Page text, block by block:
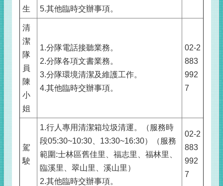
生
5.其他臨時交辦事項。
清
潔
隊
員
陳
小
姐
1.分隊電話接聽業務。
2.分隊各項文書業務。
3.分隊環境清潔及維護工作。
4.其他臨時交辦事項。
02-2
883
992
7
駕
駛
1.行人專用清潔箱垃圾清運。（服務時
段05:30~10:30、13:30~16:30）（服務
範圍:士林區舊佳里、福志里、福林里、
臨溪里、翠山里、溪山里）
2.其他臨時交辦事項。
02-2
883
992
7